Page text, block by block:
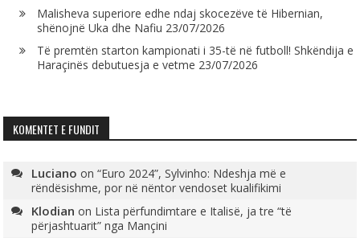
Malisheva superiore edhe ndaj skocezëve të Hibernian,
shënojnë Uka dhe Nafiu 23/07/2026
Të premtën starton kampionati i 35-të në futboll! Shkëndija e
Haraçinës debutuesja e vetme 23/07/2026
KOMENTET E FUNDIT
Luciano on“Euro 2024”, Sylvinho: Ndeshja më e
rëndësishme, por në nëntor vendoset kualifikimi
Klodian on Lista përfundimtare e Italisë, ja tre “të
përjashtuarit” nga Mançini